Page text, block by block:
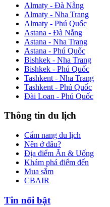
Almaty - Đà Nẵng
Almaty - Nha Trang
Almaty - Phú Quốc
Astana - Đà Nẵng
Astana - Nha Trang
Astana - Phú Quốc
Bishkek - Nha Trang
Bishkek - Phú Quốc
Tashkent - Nha Trang
Tashkent - Phú Quốc
Đài Loan - Phú Quốc
Thông tin du lịch
Cẩm nang du lịch
Nên ở đâu?
Địa điểm Ăn & Uống
Khám phá điểm đến
Mua sắm
CBAIR
Tin nổi bật